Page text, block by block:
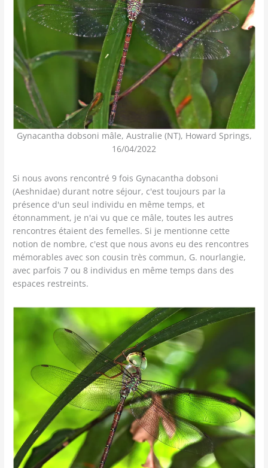
Gynacantha dobsoni mâle, Australie (NT), Howard Springs,
16/04/2022
Si nous avons rencontré 9 fois Gynacantha dobsoni
(Aeshnidae) durant notre séjour, c'est toujours par la
présence d'un seul individu en même temps, et
étonnamment, je n'ai vu que ce mâle, toutes les autres
rencontres étaient des femelles. Si je mentionne cette
notion de nombre, c'est que nous avons eu des rencontres
mémorables avec son cousin très commun, G. nourlangie,
avec parfois 7 ou 8 individus en même temps dans des
espaces restreints.